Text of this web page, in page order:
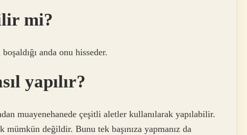
mi?
anda onu hisseder.
yapılır?
muayenehanede çeşitli aletler kullanılarak yapılabilir.
mümkün değildir. Bunu tek başınıza yapmanız da